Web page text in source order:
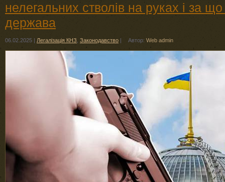
нелегальних стволів на руках і за
держава
06.02.2025 | Легалізація КНЗ Законодавство | Автор: Web admin